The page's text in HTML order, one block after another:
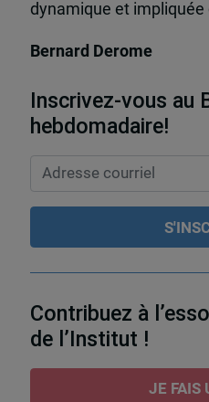
dynamique et impliquée
Bernard Derome
Inscrivez-vous au
hebdomadaire!
Contribuez à
de l’Institut !
JE FAIS